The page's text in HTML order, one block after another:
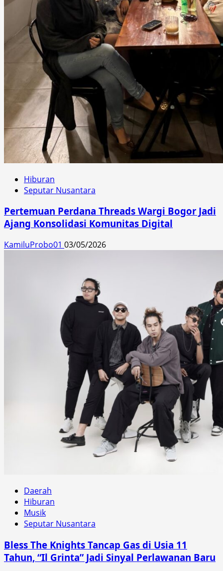
Hiburan
Seputar Nusantara
Pertemuan Perdana Threads Wargi Bogor Jadi
Ajang Konsolidasi Komunitas Digital
KamiluProbo01 03/05/2026
Daerah
Hiburan
Musik
Seputar Nusantara
Bless The Knights Tancap Gas di Usia 11
Tahun, “Il Grinta” Jadi Sinyal Perlawanan Baru